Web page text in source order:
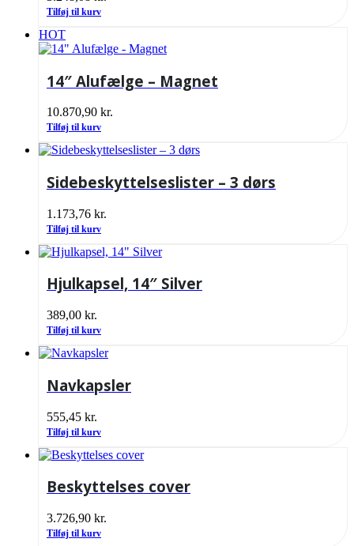
Tilføj til kurv
HOT
14″ Alufælge – Magnet
10.870,90 kr.
Tilføj til kurv
Sidebeskyttelseslister – 3 dørs
1.173,76 kr.
Tilføj til kurv
Hjulkapsel, 14″ Silver
389,00 kr.
Tilføj til kurv
Navkapsler
555,45 kr.
Tilføj til kurv
Beskyttelses cover
3.726,90 kr.
Tilføj til kurv